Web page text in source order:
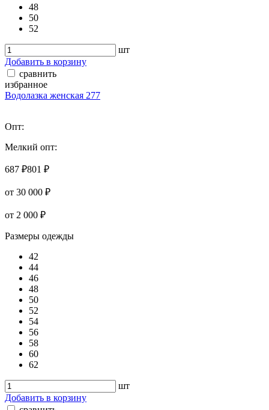
48
50
52
шт
Добавить в корзину
сравнить
избранное
Водолазка женская 277
Опт:
Мелкий опт:
687 ₽801 ₽
от 30 000 ₽
от 2 000 ₽
Размеры одежды
42
44
46
48
50
52
54
56
58
60
62
шт
Добавить в корзину